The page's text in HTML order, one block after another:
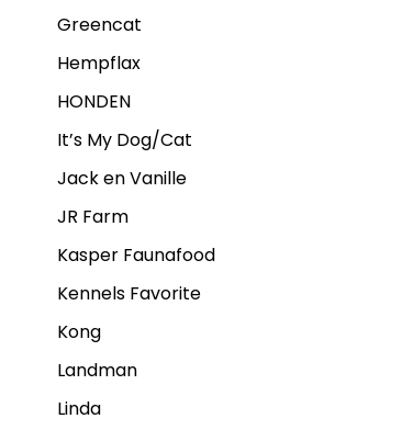
Greencat
Hempflax
HONDEN
It’s My Dog/Cat
Jack en Vanille
JR Farm
Kasper Faunafood
Kennels Favorite
Kong
Landman
Linda